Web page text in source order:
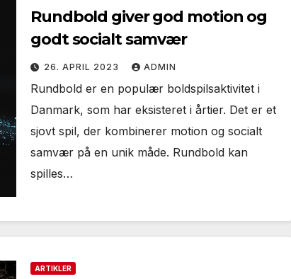
Rundbold giver god motion og
godt socialt samvær
26. APRIL 2023 ADMIN
Rundbold er en populær boldspilsaktivitet i
Danmark, som har eksisteret i årtier. Det er et
sjovt spil, der kombinerer motion og socialt
samvær på en unik måde. Rundbold kan
spilles…
ARTIKLER